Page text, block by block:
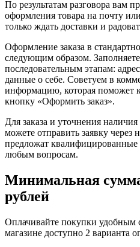
По результатам разговора вам
оформления товара на почту
только ждать доставки и
Оформление заказа в
следующим образом.
последовательным этапам:
данные о себе. Советуем в
информацию, которая поможет
кнопку «Оформить заказ».
Для заказа и уточнения
можете отправить заявку
предложат
любым вопросам.
Минимальная сумма
рублей
Оплачивайте покупки удобным
магазине доступно 2 варианта